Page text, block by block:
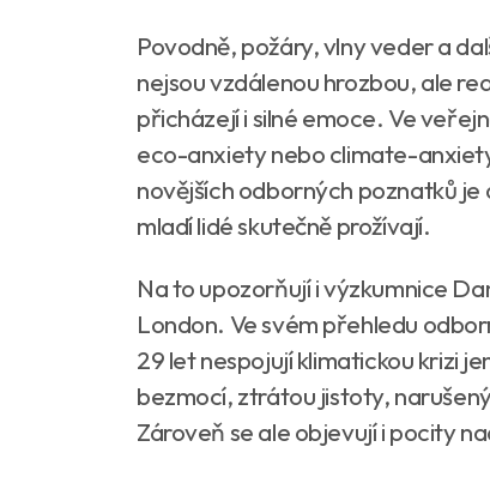
Povodně, požáry, vlny veder a
nejsou vzdálenou hrozbou, ale
přicházejí i silné emoce. Ve
eco-anxiety nebo climate-
novějších odborných poznatků je
mladí lidé skutečně prožívají.
Na to upozorňují i výzkumnice
London. Ve svém přehledu
29 let nespojují klimatickou krizi
bezmocí, ztrátou jistoty,
Zároveň se ale objevují i pocity